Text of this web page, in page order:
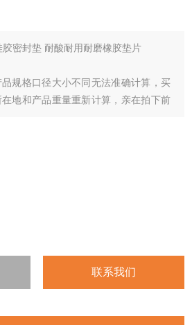
胶密封垫 耐酸耐用耐磨橡胶垫片
规格口径大小不同无法准确计算，买
地和产品重量重新计算，亲在拍下前
支持物流运输
联系我们